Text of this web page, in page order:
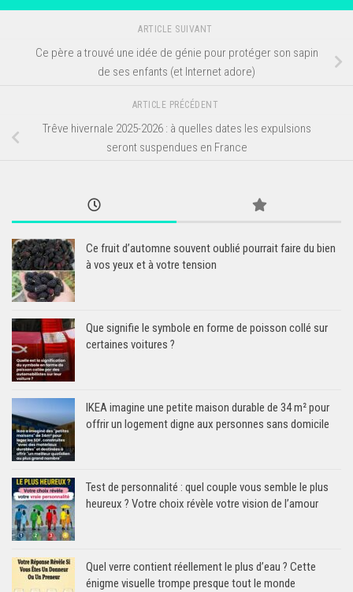
ARTICLE SUIVANT
Ce père a trouvé une idée de génie pour protéger son sapin
de ses enfants (et Internet adore)
ARTICLE PRÉCÉDENT
Trêve hivernale 2025-2026 : à quelles dates les expulsions
seront suspendues en France
Ce fruit d’automne souvent oublié pourrait faire du bien
à vos yeux et à votre tension
Que signifie le symbole en forme de poisson collé sur
certaines voitures ?
IKEA imagine une petite maison durable de 34 m² pour
offrir un logement digne aux personnes sans domicile
Test de personnalité : quel couple vous semble le plus
heureux ? Votre choix révèle votre vision de l’amour
Quel verre contient réellement le plus d’eau ? Cette
énigme visuelle trompe presque tout le monde